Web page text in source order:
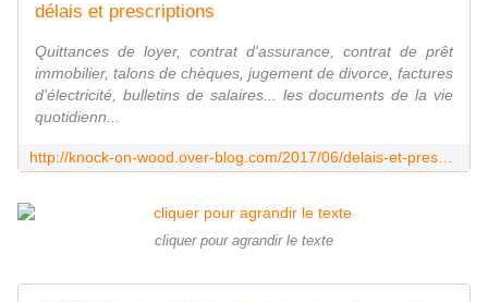
délais et prescriptions
Quittances de loyer, contrat d'assurance, contrat de prêt
immobilier, talons de chèques, jugement de divorce, factures
d'électricité, bulletins de salaires... les documents de la vie
quotidienn...
cliquer pour agrandir le texte